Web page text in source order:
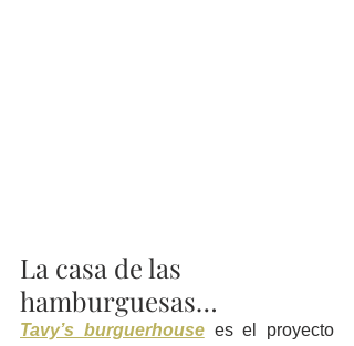
La casa de las
hamburguesas…
Tavy’s burguerhouse es el proyecto